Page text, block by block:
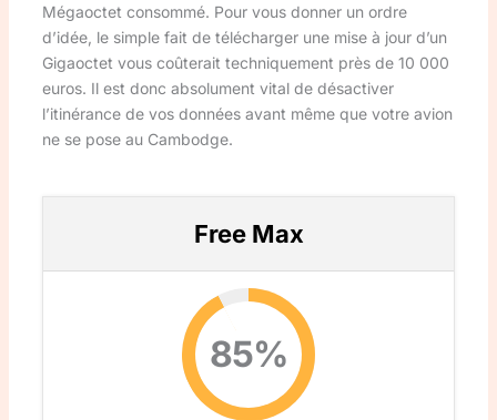
Mégaoctet consommé. Pour vous donner un ordre
d’idée, le simple fait de télécharger une mise à jour d’un
Gigaoctet vous coûterait techniquement près de 10 000
euros. Il est donc absolument vital de désactiver
l’itinérance de vos données avant même que votre avion
ne se pose au Cambodge.
Free Max
85%